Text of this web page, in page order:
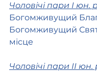
Чоловічі пари І юн.
Богомживущий
Богомживущий
місце
Чоловічі пари ІІ юн.